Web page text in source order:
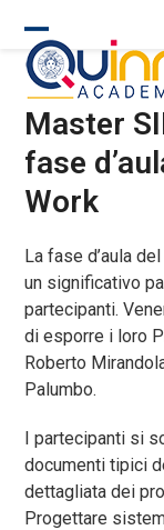
content
Open
mobile
menu
Close
mobile
menu
Master
fase
Work
La fase d’aula
un significativo
partecipanti.
di esporre i loro
Roberto
Palumbo.
I partecipanti si
documenti tipici
dettagliata dei
Progettare